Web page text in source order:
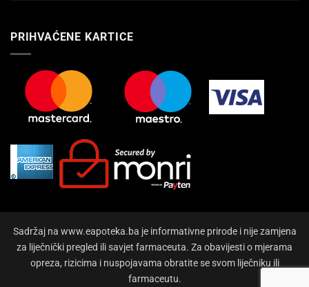
PRIHVAĆENE KARTICE
Sadržaj na www.eapoteka.ba je informativne prirode i nije zamjena
za liječnički pregled ili savjet farmaceuta. Za obavijesti o mjerama
opreza, rizicima i nuspojavama obratite se svom liječniku ili
farmaceutu.